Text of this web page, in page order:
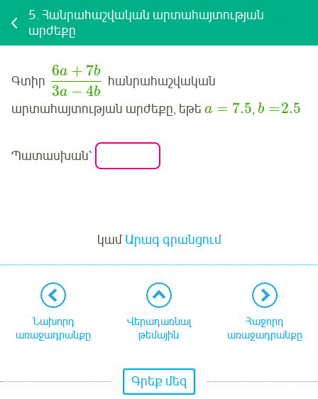
5. Հանրահաշվական արտահայտության
արժեքը
Գտիր
6a + 7b
3a − 4b
հանրահաշվական
արտահայտության արժեքը, եթե a = 7.5,b =2.5
Պատասխան՝
կամԱրագ գրանցում
Նախորդ
առաջադրանքը
Վերադառնալ
թեմային
Հաջորդ
առաջադրանքը
Գրեք մեզ